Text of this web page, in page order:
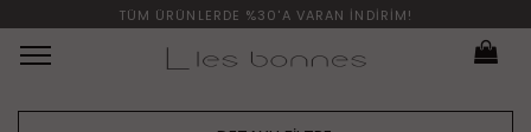
TÜM ÜRÜNLERDE %30'A VARAN İNDİRİM!
Menü